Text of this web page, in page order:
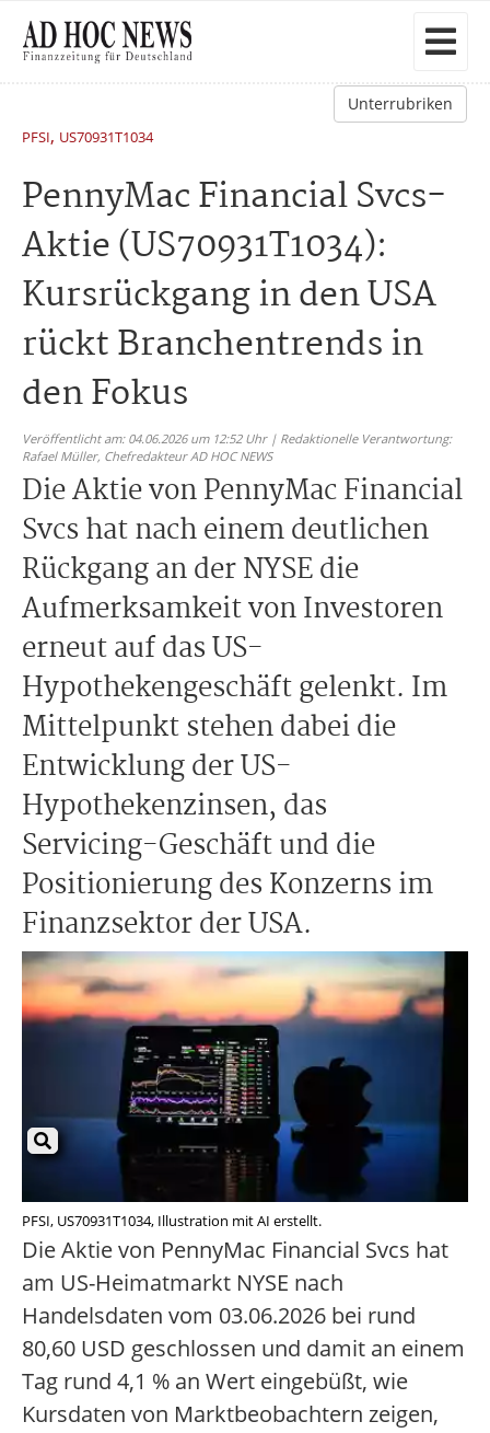
Unterrubriken
PFSI, US70931T1034
PennyMac Financial Svcs-
Aktie (US70931T1034):
Kursrückgang in den USA
rückt Branchentrends in
den Fokus
Veröffentlicht am: 04.06.2026 um 12:52 Uhr | Redaktionelle Verantwortung:
Rafael Müller, Chefredakteur AD HOC NEWS
Die Aktie von PennyMac Financial
Svcs hat nach einem deutlichen
Rückgang an der NYSE die
Aufmerksamkeit von Investoren
erneut auf das US-
Hypothekengeschäft gelenkt. Im
Mittelpunkt stehen dabei die
Entwicklung der US-
Hypothekenzinsen, das
Servicing-Geschäft und die
Positionierung des Konzerns im
Finanzsektor der USA.
PFSI, US70931T1034, Illustration mit AI erstellt.
Die Aktie von PennyMac Financial Svcs hat
am US-Heimatmarkt NYSE nach
Handelsdaten vom 03.06.2026 bei rund
80,60 USD geschlossen und damit an einem
Tag rund 4,1 % an Wert eingebüßt, wie
Kursdaten von Marktbeobachtern zeigen,